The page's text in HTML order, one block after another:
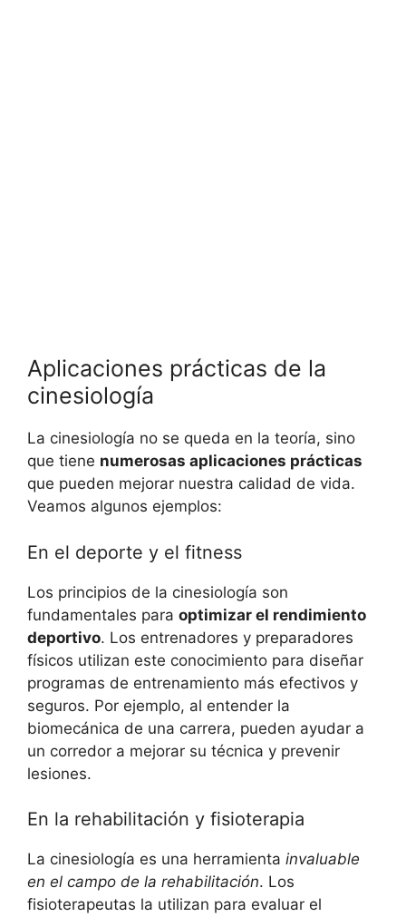
Aplicaciones prácticas de la
cinesiología
La cinesiología no se queda en la teoría, sino
que tiene numerosas aplicaciones prácticas
que pueden mejorar nuestra calidad de vida.
Veamos algunos ejemplos:
En el deporte y el fitness
Los principios de la cinesiología son
fundamentales para optimizar el rendimiento
deportivo. Los entrenadores y preparadores
físicos utilizan este conocimiento para diseñar
programas de entrenamiento más efectivos y
seguros. Por ejemplo, al entender la
biomecánica de una carrera, pueden ayudar a
un corredor a mejorar su técnica y prevenir
lesiones.
En la rehabilitación y fisioterapia
La cinesiología es una herramienta invaluable
en el campo de la rehabilitación. Los
fisioterapeutas la utilizan para evaluar el